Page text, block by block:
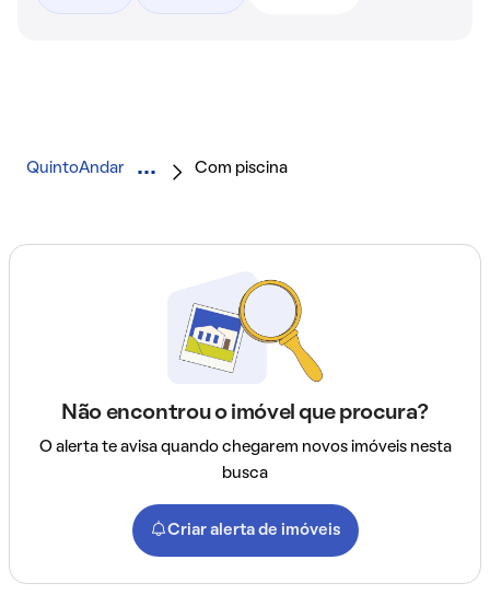
QuintoAndar Com piscina
Não encontrou o imóvel que procura?
O alerta te avisa quando chegarem novos imóveis nesta
busca
Criar alerta de imóveis